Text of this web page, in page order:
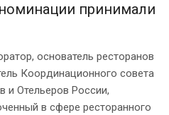
принимали
основатель ресторанов
Координационного совета
и Отельеров России,
в сфере ресторанного